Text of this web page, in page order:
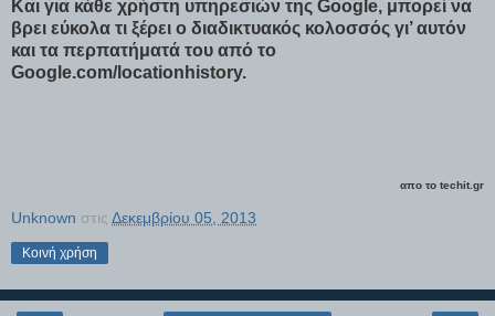
Και για κάθε χρήστη υπηρεσιών της Google, μπορεί να
βρει εύκολα τι ξέρει ο διαδικτυακός κολοσσός γι’ αυτόν
και τα περπατήματά του από το
Google.com/locationhistory.
απο το techit.gr
Unknown στις Δεκεμβρίου 05, 2013
Κοινή χρήση